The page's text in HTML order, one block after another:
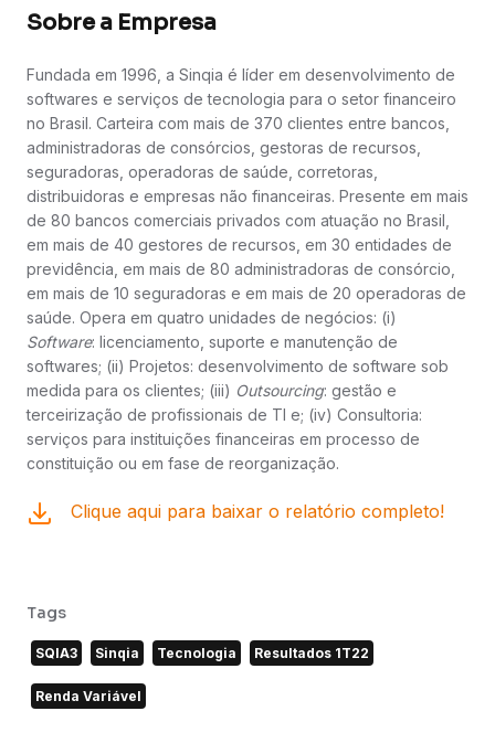
Sobre a Empresa
Fundada em 1996, a Sinqia é líder em desenvolvimento de
softwares e serviços de tecnologia para o setor financeiro
no Brasil. Carteira com mais de 370 clientes entre bancos,
administradoras de consórcios, gestoras de recursos,
seguradoras, operadoras de saúde, corretoras,
distribuidoras e empresas não financeiras. Presente em mais
de 80 bancos comerciais privados com atuação no Brasil,
em mais de 40 gestores de recursos, em 30 entidades de
previdência, em mais de 80 administradoras de consórcio,
em mais de 10 seguradoras e em mais de 20 operadoras de
saúde. Opera em quatro unidades de negócios: (i)
Software: licenciamento, suporte e manutenção de
softwares; (ii) Projetos: desenvolvimento de software sob
medida para os clientes; (iii) Outsourcing: gestão e
terceirização de profissionais de TI e; (iv) Consultoria:
serviços para instituições financeiras em processo de
constituição ou em fase de reorganização.
Clique aqui para baixar o relatório completo!
Tags
SQIA3 Sinqia Tecnologia Resultados 1T22
Renda Variável